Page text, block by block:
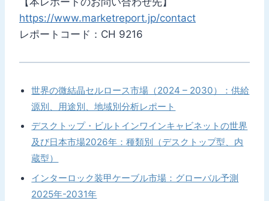
https://www.marketreport.jp/contact
レポートコード：CH 9216
世界の微結晶セルロース市場（2024 – 2030）：供給
源別、用途別、地域別分析レポート
デスクトップ・ビルトインワインキャビネットの世界
及び日本市場2026年：種類別（デスクトップ型、内
蔵型）
インターロック装甲ケーブル市場：グローバル予測
2025年-2031年